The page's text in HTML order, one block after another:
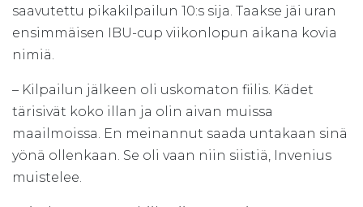
saavutettu pikakilpailun 10:s sija. Taakse jäi uran
ensimmäisen IBU-cup viikonlopun aikana kovia
nimiä.
– Kilpailun jälkeen oli uskomaton fiilis. Kädet
tärisivät koko illan ja olin aivan muissa
maailmoissa. En meinannut saada untakaan sinä
yönä ollenkaan. Se oli vaan niin siistiä, Invenius
muistelee.